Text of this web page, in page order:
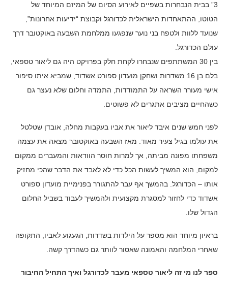
3” בבית הנבחרות בשפיים לאירוע הסיום של המיזם המיוחד של
הטוטו, ההתאחדות הישראלית לכדורגל וקבוצת “ידיעות אחרונות”,
שנועד ללוות ולטפח בני נוער שנפגעו ממלחמת השבעה באוקטובר דרך
עולם הכדורגל.
בין 30 המשתתפים שנבחרו לקחת חלק בפרויקט היה גם ליאור טספאי,
בלם בן 16 משדרות ושחקן מועדון ספורט אשדוד, שמביא איתו סיפור
אישי מעורר השראה על התמודדות, התמדה וחלום שלא נעצר גם
כשהחיים מציבים אתגרים לא פשוטים.
לפני חמש שנים איבד ליאור את אביו בעקבות מחלה, אובדן שטלטל
את עולמו בגיל צעיר מאוד. מאז השבעה באוקטובר מצאה את עצמה
משפחתו מפונה מביתה, אך למרות חוסר הוודאות והמעברים ממקום
למקום, הוא המשיך לעשות הכל כדי לא לאבד את הדבר שהכי מחזיק
אותו – הכדורגל. בהמשך אף עבר להתגורר בפנימיית מועדון ספורט
אשדוד כדי לחזור למסגרת מקצועית ולהמשיך לעבוד בשביל החלום
הגדול שלו.
בראיון מיוחד הוא מספר על הילדות בשדרות, הגעגוע לאביו, התקופה
שאחרי המלחמה והאמונה שאסור לוותר גם כשהדרך קשה.
ספר לנו מי זה ליאור טספאי מעבר לכדורגל ואיך התחיל החיבור